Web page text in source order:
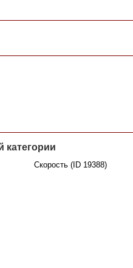
категории
Скорость (ID 19388)